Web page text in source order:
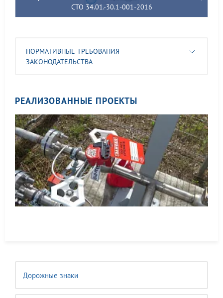
Дорожные знаки
СТО 34.01.-30.1-001-2016
НОРМАТИВНЫЕ ТРЕБОВАНИЯ
ЗАКОНОДАТЕЛЬСТВА
РЕАЛИЗОВАННЫЕ ПРОЕКТЫ